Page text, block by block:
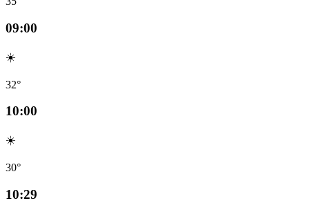
09:00
☀️
32°
10:00
☀️
30°
10:29